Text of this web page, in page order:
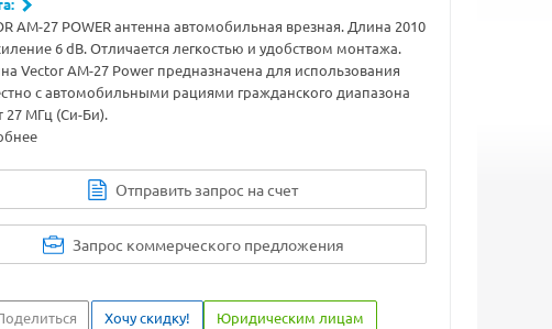
AM-27 POWER антенна автомобильная врезная. Длина 2010
6 dB. Отличается легкостью и удобством монтажа.
Vector AM-27 Power предназначена для использования
с автомобильными рациями гражданского диапазона
27 МГц (Си-Би).
Отправить запрос на счет
Запрос коммерческого предложения
Хочу скидку! Юридическим лицам